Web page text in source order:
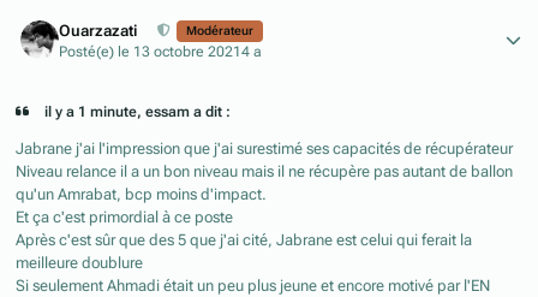
Ouarzazati Modérateur
Posté(e) le 13 octobre 20214 a
il y a 1 minute, essam a dit :
Jabrane j'ai l'impression que j'ai surestimé ses capacités de récupérateur
Niveau relance il a un bon niveau mais il ne récupère pas autant de ballon
qu'un Amrabat, bcp moins d'impact.
Et ça c'est primordial à ce poste
Après c'est sûr que des 5 que j'ai cité, Jabrane est celui qui ferait la
meilleure doublure
Si seulement Ahmadi était un peu plus jeune et encore motivé par l'EN